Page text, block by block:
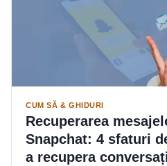
CUM SĂ & GHIDURI
Recuperarea
Snapchat: 4 sfaturi
a recupera